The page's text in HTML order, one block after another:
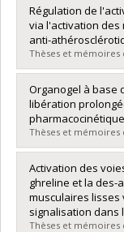
Diplômé(e) :
Cycle :Doctorat
Diplôme obtenu :
Lien vers le
Régulation de
via l'activation des
anti-
Thèses et mémoires
Diplômé(e) :
Cycle :Doctorat
Diplôme obtenu :
Lien vers le
Organogel à base
libération
Thèses et mémoires
Diplômé(e) :
Cycle :Maîtrise
Diplôme obtenu :
Lien vers le
Activation des
ghreline et la des-
musculaires lisses
signalisation dans
Thèses et mémoires